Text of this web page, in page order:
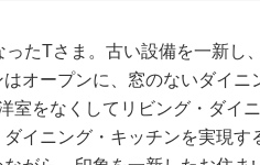
たTさま。古い設備を一新し
オープンに、窓のないダイニ
室をなくしてリビング・ダイ
イニング・キッチンを実現す